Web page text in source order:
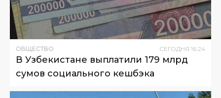
ОБЩЕСТВО СЕГОДНЯ 16:24
В Узбекистане выплатили 179 млрд
сумов социального кешбэка